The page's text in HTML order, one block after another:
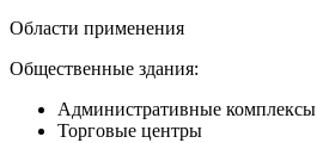
Области применения
Общественные здания:
Административные комплексы
Торговые центры